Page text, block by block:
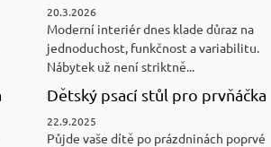
20.3.2026
Moderní interiér dnes klade důraz na
jednoduchost, funkčnost a variabilitu.
Nábytek už není striktně...
Dětský psací stůl pro prvňáčka
22.9.2025
Půjde vaše dítě po prázdninách poprvé